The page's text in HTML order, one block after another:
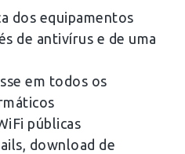
dos equipamentos
de antivírus e de uma
em todos os
públicas
download de